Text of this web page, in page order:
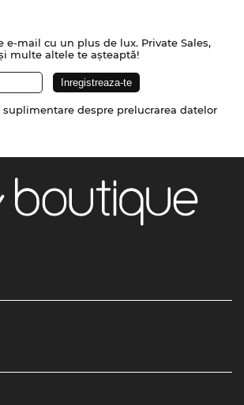
e-mail cu un plus de lux. Private Sales,
multe altele te așteaptă!
despre prelucrarea datelor